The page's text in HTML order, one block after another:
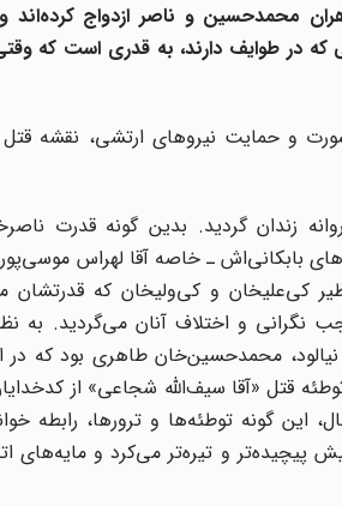
محمدحسین و ناصر ازدواج
که در طوایف دارند،‌ به قدری است که
مشورت و حمایت نیروهای ارتشی، نقشه
زندان گردید. بدین گونه قدرت
ـ خاصه آقا لهراس موسی‌پور و
کی‌علیخان و کی‌ولیخان که قدرتشان
نگرانی و اختلاف آنان می‌گردید. به
محمدحسین‌خان طاهری بود که
قتل «آقا سیف‌الله شجاعی» از کدخدایان
این گونه توطئه‌ها و ترورها، رابطه
پیچیده‌تر و تیره‌تر می‌کرد و مایه‌های